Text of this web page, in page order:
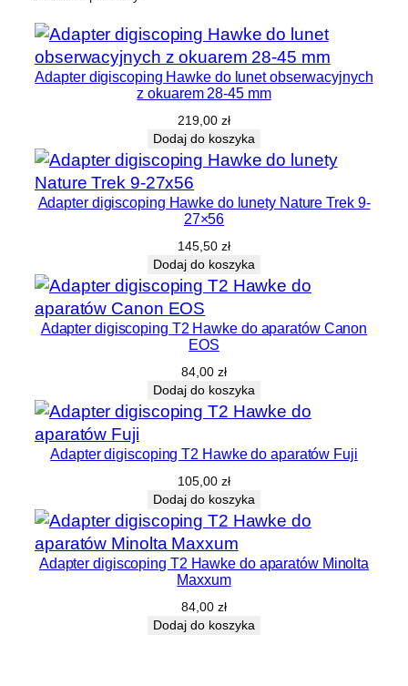
Adapter digiscoping Hawke do lunet obserwacyjnych
z okuarem 28-45 mm
219,00 zł
Dodaj do koszyka
Adapter digiscoping Hawke do lunety Nature Trek 9-
27×56
145,50 zł
Dodaj do koszyka
Adapter digiscoping T2 Hawke do aparatów Canon
EOS
84,00 zł
Dodaj do koszyka
Adapter digiscoping T2 Hawke do aparatów Fuji
105,00 zł
Dodaj do koszyka
Adapter digiscoping T2 Hawke do aparatów Minolta
Maxxum
84,00 zł
Dodaj do koszyka